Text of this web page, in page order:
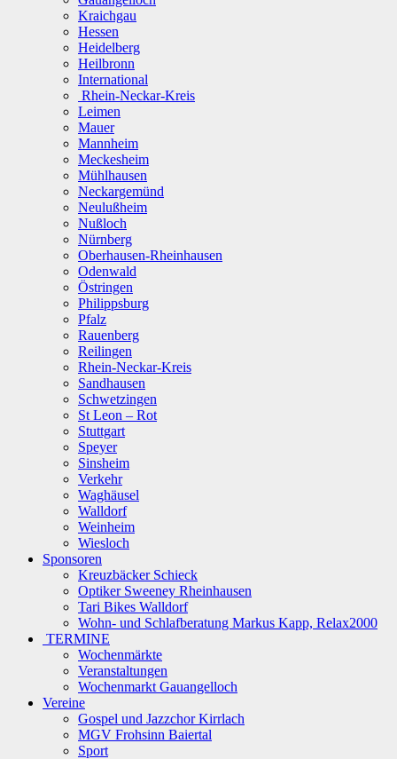
Kraichgau
Hessen
Heidelberg
Heilbronn
International
Rhein-Neckar-Kreis
Leimen
Mauer
Mannheim
Meckesheim
Mühlhausen
Neckargemünd
Neulußheim
Nußloch
Nürnberg
Oberhausen-Rheinhausen
Odenwald
Östringen
Philippsburg
Pfalz
Rauenberg
Reilingen
Rhein-Neckar-Kreis
Sandhausen
Schwetzingen
St Leon – Rot
Stuttgart
Speyer
Sinsheim
Verkehr
Waghäusel
Walldorf
Weinheim
Wiesloch
Sponsoren
Kreuzbäcker Schieck
Optiker Sweeney Rheinhausen
Tari Bikes Walldorf
Wohn- und Schlafberatung Markus Kapp, Relax2000
TERMINE
Wochenmärkte
Veranstaltungen
Wochenmarkt Gauangelloch
Vereine
Gospel und Jazzchor Kirrlach
MGV Frohsinn Baiertal
Sport